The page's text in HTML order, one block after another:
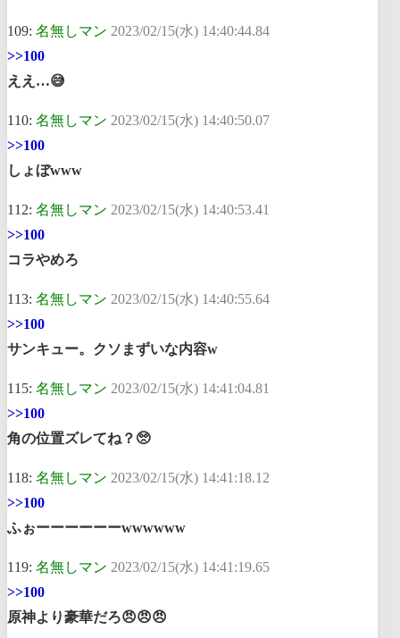
109: 名無しマン 2023/02/15(水) 14:40:44.84
>>100
ええ…😅
110: 名無しマン 2023/02/15(水) 14:40:50.07
>>100
しょぼwww
112: 名無しマン 2023/02/15(水) 14:40:53.41
>>100
コラやめろ
113: 名無しマン 2023/02/15(水) 14:40:55.64
>>100
サンキュー。クソまずいな内容w
115: 名無しマン 2023/02/15(水) 14:41:04.81
>>100
角の位置ズレてね？🥺
118: 名無しマン 2023/02/15(水) 14:41:18.12
>>100
ふぉーーーーーーwwwwww
119: 名無しマン 2023/02/15(水) 14:41:19.65
>>100
原神より豪華だろ😠😠😠